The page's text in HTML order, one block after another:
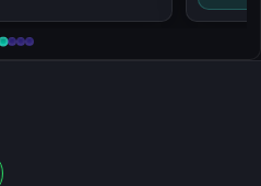
Aller à Gimbal
Aller à DJI Air 3: drone
Aller à DJI Avata Explorer
Aller à Logitech G923